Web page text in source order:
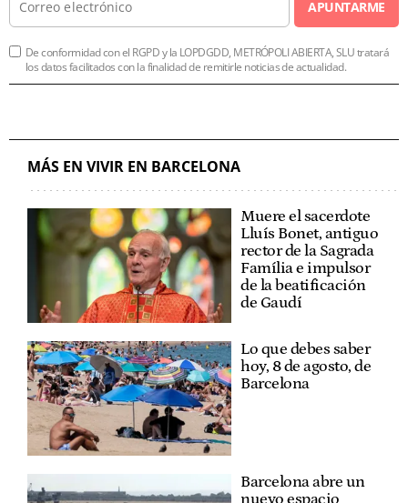
APUNTARME
De conformidad con el RGPD y la LOPDGDD, METRÓPOLI ABIERTA, SLU tratará
los datos facilitados con la finalidad de remitirle noticias de actualidad.
MÁS EN VIVIR EN BARCELONA
Muere el sacerdote
Lluís Bonet, antiguo
rector de la Sagrada
Família e impulsor
de la beatificación
de Gaudí
Lo que debes saber
hoy, 8 de agosto, de
Barcelona
Barcelona abre un
nuevo espacio